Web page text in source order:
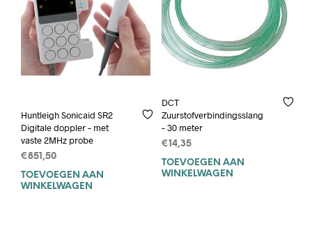
gekozen
worden
op
de
productpagina
Huntleigh Sonicaid SR2
Digitale doppler – met
vaste 2MHz probe
€851,50
TOEVOEGEN AAN
WINKELWAGEN
DCT
Zuurstofverbindingsslang
– 30 meter
€14,35
TOEVOEGEN AAN
WINKELWAGEN